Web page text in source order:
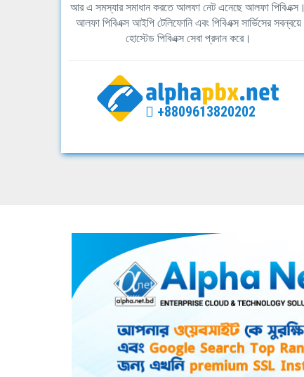
আর এ সমস্যার সমাধান করতে আলফা নেট এনেছে আলফা পিবিএক্স।
আলফা পিবিএক্স আইপি টেলিফোনি এবং পিবিএক্স সার্ভিসের সবন্বয়ে
হোস্টেড পিবিএক্স সেবা প্রদান করে।
+8809613820202